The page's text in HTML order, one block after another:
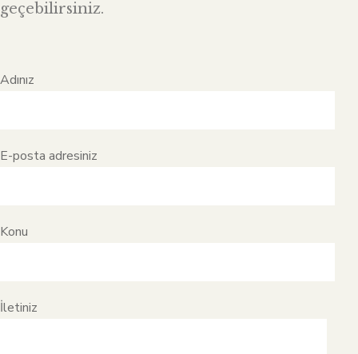
geçebilirsiniz.
Adınız
E-posta adresiniz
Konu
İletiniz